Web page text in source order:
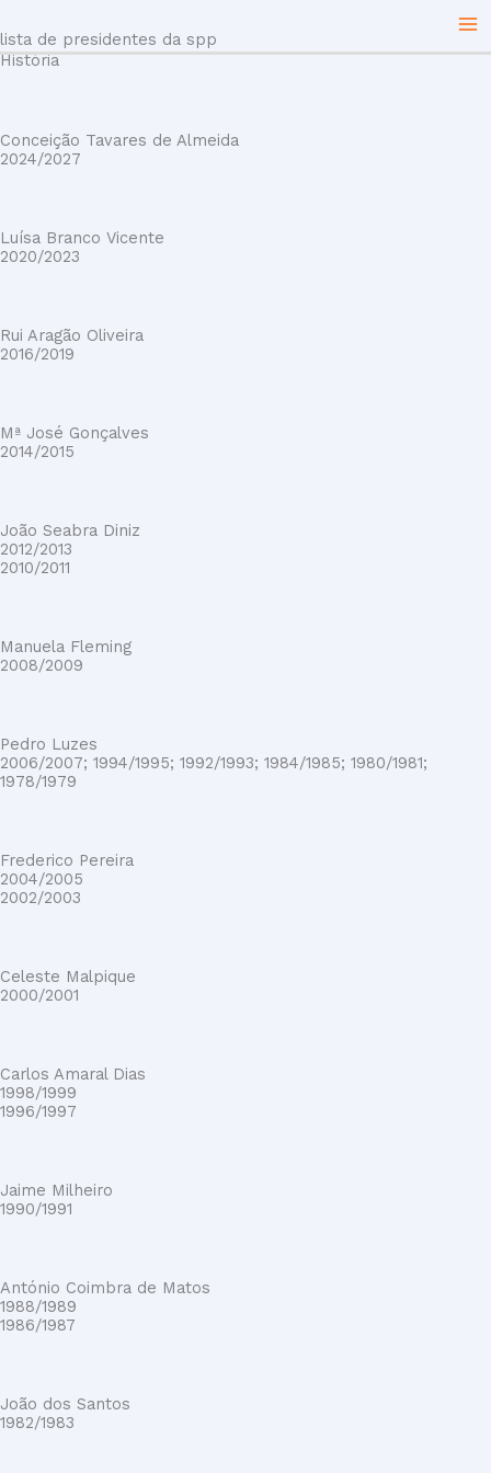
to
content
lista de presidentes da spp
História
Conceição Tavares de Almeida
2024/2027
Luísa Branco Vicente
2020/2023
Rui Aragão Oliveira
2016/2019
Mª José Gonçalves
2014/2015
João Seabra Diniz
2012/2013
2010/2011
Manuela Fleming
2008/2009
Pedro Luzes
2006/2007; 1994/1995; 1992/1993; 1984/1985; 1980/1981;
1978/1979
Frederico Pereira
2004/2005
2002/2003
Celeste Malpique
2000/2001
Carlos Amaral Dias
1998/1999
1996/1997
Jaime Milheiro
1990/1991
António Coimbra de Matos
1988/1989
1986/1987
João dos Santos
1982/1983